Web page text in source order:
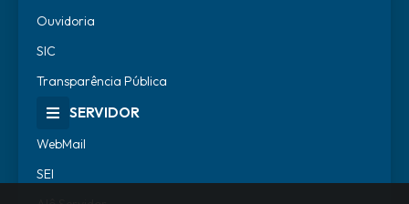
Ouvidoria
SIC
Transparência Pública
SERVIDOR
WebMail
SEI